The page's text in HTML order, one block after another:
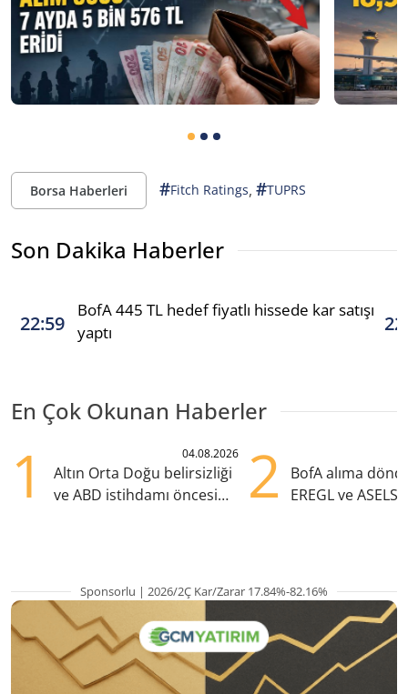
Borsa Haberleri #Fitch Ratings, #TUPRS
Son Dakika Haberler
22:59
BofA 445 TL hedef fiyatlı hissede kar satışı
yaptı
En Çok Okunan Haberler
1 04.08.2026
Altın Orta Doğu belirsizliği
ve ABD istihdamı öncesi
2
BofA alıma
EREGL ve ASELS
Sponsorlu | 2026/2Ç Kar/Zarar 17.84%-82.16%